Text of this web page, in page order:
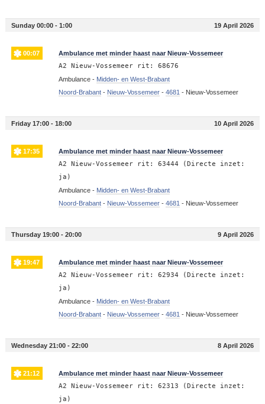
Sunday 00:00 - 1:00 19 April 2026
00:07 Ambulance met minder haast naar Nieuw-Vossemeer
A2 Nieuw-Vossemeer rit: 68676
Ambulance - Midden- en West-Brabant
Noord-Brabant- Nieuw-Vossemeer- 4681- Nieuw-Vossemeer
Friday 17:00 - 18:00 10 April 2026
17:35 Ambulance met minder haast naar Nieuw-Vossemeer
A2 Nieuw-Vossemeer rit: 63444 (Directe inzet:
ja)
Ambulance - Midden- en West-Brabant
Noord-Brabant- Nieuw-Vossemeer- 4681- Nieuw-Vossemeer
Thursday 19:00 - 20:00 9 April 2026
19:47 Ambulance met minder haast naar Nieuw-Vossemeer
A2 Nieuw-Vossemeer rit: 62934 (Directe inzet:
ja)
Ambulance - Midden- en West-Brabant
Noord-Brabant- Nieuw-Vossemeer- 4681- Nieuw-Vossemeer
Wednesday 21:00 - 22:00 8 April 2026
21:12 Ambulance met minder haast naar Nieuw-Vossemeer
A2 Nieuw-Vossemeer rit: 62313 (Directe inzet:
ja)